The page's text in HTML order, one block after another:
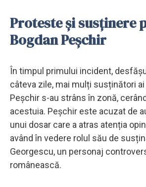
Proteste și susținere
Bogdan Peșchir
În timpul primului incident,
câteva zile, mai mulți susținători ai
Peșchir s-au strâns în zonă,
acestuia. Peșchir este acuzat de
unui dosar care a atras atenția
având în vedere rolul său de
Georgescu, un personaj
românească.